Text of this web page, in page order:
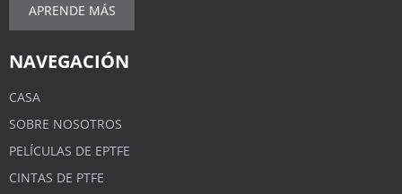
APRENDE MÁS
NAVEGACIÓN
CASA
SOBRE NOSOTROS
PELÍCULAS DE EPTFE
CINTAS DE PTFE